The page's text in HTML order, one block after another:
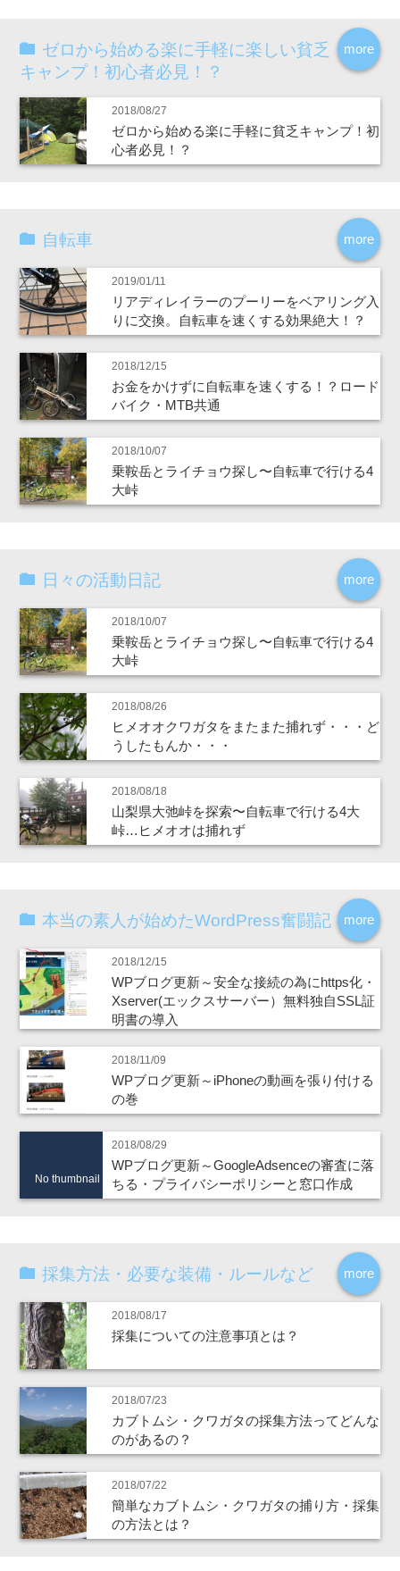
more
ゼロから始める楽に手軽に楽しい貧乏
キャンプ！初心者必見！？
2018/08/27
ゼロから始める楽に手軽に貧乏キャンプ！初
心者必見！？
more
自転車
2019/01/11
リアディレイラーのプーリーをベアリング入
りに交換。自転車を速くする効果絶大！？
2018/12/15
お金をかけずに自転車を速くする！？ロード
バイク・MTB共通
2018/10/07
乗鞍岳とライチョウ探し〜自転車で行ける4
大峠
more
日々の活動日記
2018/10/07
乗鞍岳とライチョウ探し〜自転車で行ける4
大峠
2018/08/26
ヒメオオクワガタをまたまた捕れず・・・ど
うしたもんか・・・
2018/08/18
山梨県大弛峠を探索〜自転車で行ける4大
峠…ヒメオオは捕れず
more
本当の素人が始めたWordPress奮闘記
2018/12/15
WPブログ更新～安全な接続の為にhttps化・
Xserver(エックスサーバー）無料独自SSL証
明書の導入
2018/11/09
WPブログ更新～iPhoneの動画を張り付ける
の巻
No thumbnail
2018/08/29
WPブログ更新～GoogleAdsenceの審査に落
ちる・プライバシーポリシーと窓口作成
more
採集方法・必要な装備・ルールなど
2018/08/17
採集についての注意事項とは？
2018/07/23
カブトムシ・クワガタの採集方法ってどんな
のがあるの？
2018/07/22
簡単なカブトムシ・クワガタの捕り方・採集
の方法とは？